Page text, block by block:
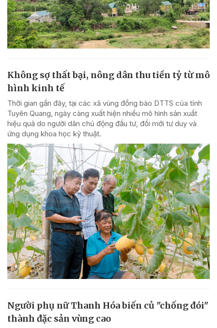
Không sợ thất bại, nông dân thu tiền tỷ từ mô
hình kinh tế
Thời gian gần đây, tại các xã vùng đồng bào DTTS của tỉnh
Tuyên Quang, ngày càng xuất hiện nhiều mô hình sản xuất
hiệu quả do người dân chủ động đầu tư, đổi mới tư duy và
ứng dụng khoa học kỹ thuật.
Người phụ nữ Thanh Hóa biến củ "chống đói"
thành đặc sản vùng cao